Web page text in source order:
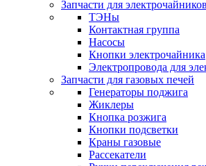
Запчасти для электрочайников
ТЭНы
Контактная группа
Насосы
Кнопки электрочайника
Электропровода для
Запчасти для газовых печей
Генераторы поджига
Жиклеры
Кнопка розжига
Кнопки подсветки
Краны газовые
Рассекатели